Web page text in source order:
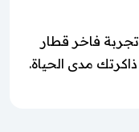
فاخر قطار
مدى الحياة.